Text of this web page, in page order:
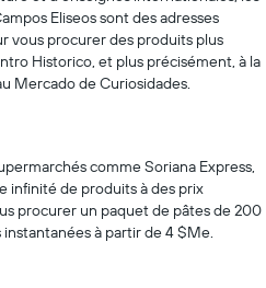
Eliseos sont des adresses
vous procurer des produits plus
Historico, et plus précisément, à la
Mercado de Curiosidades.
comme Soriana Express,
infinité de produits à des prix
procurer un paquet de pâtes de 200
à partir de 4 $Me.